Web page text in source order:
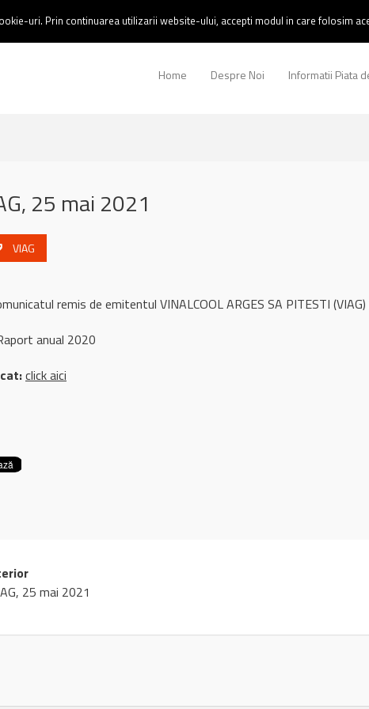
Home Despre Noi Informatii Piata
25 mai 2021
VIAG
remis de emitentul VINALCOOL ARGES SA PITESTI
anual 2020
click aici
25 mai 2021
uri. Prin continuarea utilizarii website-ului, accepti modul in care folosim